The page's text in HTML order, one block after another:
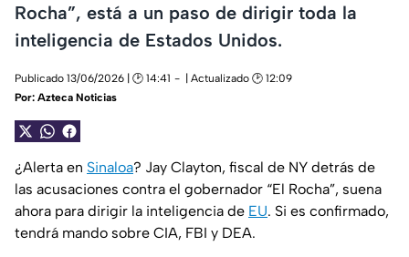
Rocha”, está a un paso de dirigir toda la
inteligencia de Estados Unidos.
Publicado 13/06/2026 | 🕑 14:41
| Actualizado 🕑 12:09
Por: Azteca Noticias
¿Alerta en Sinaloa? Jay Clayton, fiscal de NY detrás de
las acusaciones contra el gobernador “El Rocha”, suena
ahora para dirigir la inteligencia de EU. Si es confirmado,
tendrá mando sobre CIA, FBI y DEA.